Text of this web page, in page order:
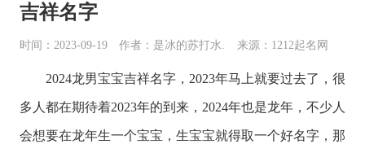
吉祥名字
时间：2023-09-19 作者：是冰的苏打水. 来源：1212起名网
2024龙男宝宝吉祥名字，2023年马上就要过去了，很
多人都在期待着2023年的到来，2024年也是龙年，不少人
会想要在龙年生一个宝宝，生宝宝就得取一个好名字，那